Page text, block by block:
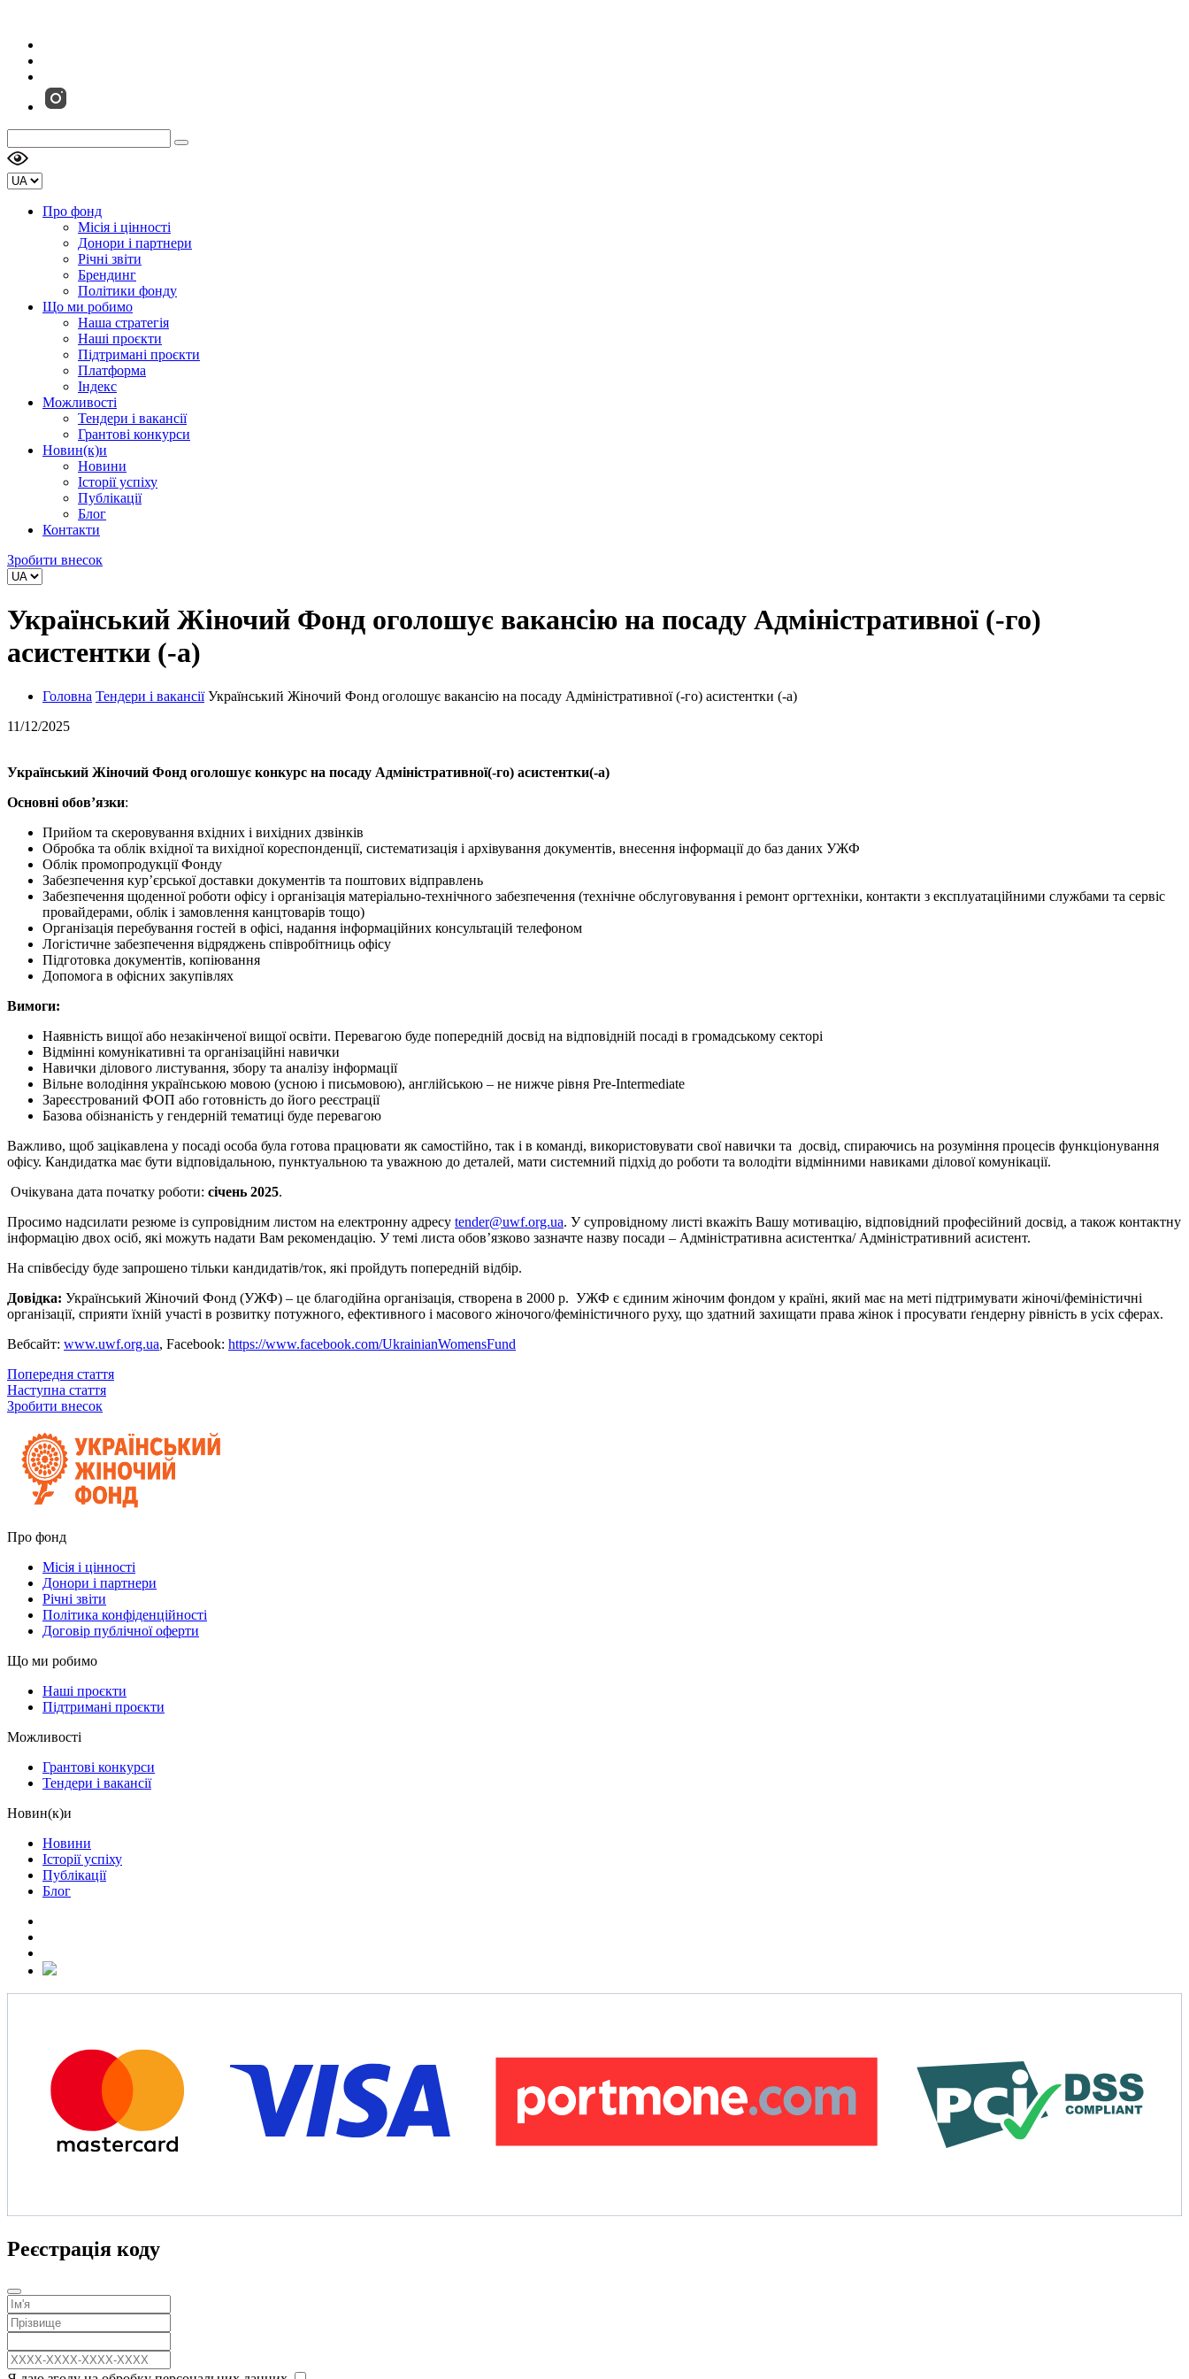
Про фонд
Місія і цінності
Донори і партнери
Річні звіти
Брендинг
Політики фонду
Що ми робимо
Наша стратегія
Наші проєкти
Підтримані проєкти
Платформа
Індекс
Можливості
Тендери і вакансії
Грантові конкурси
Новин(к)и
Новини
Історії успіху
Публікації
Блог
Контакти
Зробити внесок
Український Жіночий Фонд оголошує вакансію на посаду Адміністративної (-го)
асистентки (-а)
Головна Тендери і вакансії Український Жіночий Фонд оголошує вакансію на посаду Адміністративної (-го) асистентки (-а)
11/12/2025
Український Жіночий Фонд оголошує конкурс на посаду Адміністративної(-го) асистентки(-а)
Основні обов’язки:
Прийом та скеровування вхідних і вихідних дзвінків
Обробка та облік вхідної та вихідної кореспонденції, систематизація і архівування документів, внесення інформації до баз даних УЖФ
Облік промопродукції Фонду
Забезпечення кур’єрської доставки документів та поштових відправлень
Забезпечення щоденної роботи офісу і організація матеріально-технічного забезпечення (технічне обслуговування і ремонт оргтехніки, контакти з експлуатаційними службами та сервіс
провайдерами, облік і замовлення канцтоварів тощо)
Організація перебування гостей в офісі, надання інформаційних консультацій телефоном
Логістичне забезпечення відряджень співробітниць офісу
Підготовка документів, копіювання
Допомога в офісних закупівлях
Вимоги:
Наявність вищої або незакінченої вищої освіти. Перевагою буде попередній досвід на відповідній посаді в громадському секторі
Відмінні комунікативні та організаційні навички
Навички ділового листування, збору та аналізу інформації
Вільне володіння українською мовою (усною і письмовою), англійською – не нижче рівня Pre-Intermediate
Зареєстрований ФОП або готовність до його реєстрації
Базова обізнаність у гендерній тематиці буде перевагою
Важливо, щоб зацікавлена у посаді особа була готова працювати як самостійно, так і в команді, використовувати свої навички та досвід, спираючись на розуміння процесів функціонування
офісу. Кандидатка має бути відповідальною, пунктуальною та уважною до деталей, мати системний підхід до роботи та володіти відмінними навиками ділової комунікації.
Очікувана дата початку роботи: січень 2025.
Просимо надсилати резюме із супровідним листом на електронну адресу tender@uwf.org.ua. У супровідному листі вкажіть Вашу мотивацію, відповідний професійний досвід, а також контактну
інформацію двох осіб, які можуть надати Вам рекомендацію. У темі листа обов’язково зазначте назву посади – Адміністративна асистентка/ Адміністративний асистент.
На співбесіду буде запрошено тільки кандидатів/ток, які пройдуть попередній відбір.
Довідка: Український Жіночий Фонд (УЖФ) – це благодійна організація, створена в 2000 р. УЖФ є єдиним жіночим фондом у країні, який має на меті підтримувати жіночі/феміністичні
організації, сприяти їхній участі в розвитку потужного, ефективного і масового жіночого/феміністичного руху, що здатний захищати права жінок і просувати ґендерну рівність в усіх сферах.
Вебсайт: www.uwf.org.ua, Facebook: https://www.facebook.com/UkrainianWomensFund
Попередня стаття
Наступна стаття
Зробити внесок
Про фонд
Місія і цінності
Донори і партнери
Річні звіти
Політика конфіденційності
Договір публічної оферти
Що ми робимо
Наші проєкти
Підтримані проєкти
Можливості
Грантові конкурси
Тендери і вакансії
Новин(к)и
Новини
Історії успіху
Публікації
Блог
Реєстрація коду